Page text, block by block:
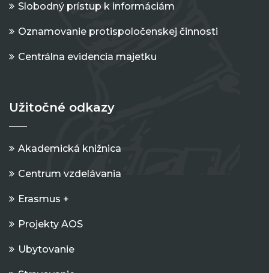
Slobodný prístup k informáciám
Oznamovanie protispoločenskej činnosti
Centrálna evidencia majetku
Užitočné odkazy
Akademická knižnica
Centrum vzdelávania
Erasmus +
Projekty AOS
Ubytovanie